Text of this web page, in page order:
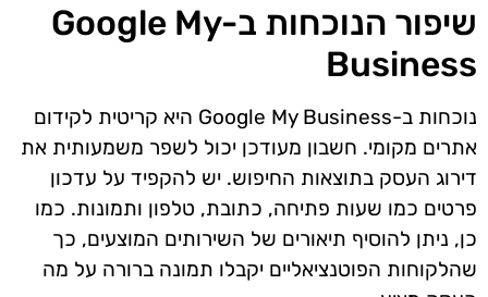
שיפור הנוכחות ב-Google My
Business
נוכחות ב-Google My Business היא קריטית לקידום
אתרים מקומי. חשבון מעודכן יכול לשפר משמעותית את
דירוג העסק בתוצאות החיפוש. יש להקפיד על עדכון
פרטים כמו שעות פתיחה, כתובת, טלפון ותמונות. כמו
כן, ניתן להוסיף תיאורים של השירותים המוצעים, כך
שהלקוחות הפוטנציאליים יקבלו תמונה ברורה על מה